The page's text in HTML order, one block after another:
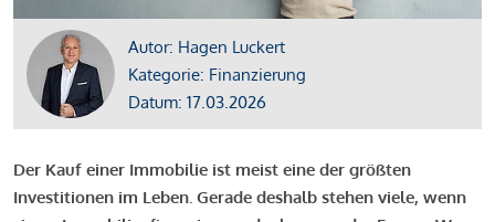
Autor: Hagen Luckert
Kategorie: Finanzierung
Datum: 17.03.2026
Der Kauf einer Immobilie ist meist eine der größten
Investitionen im Leben. Gerade deshalb stehen viele, wenn